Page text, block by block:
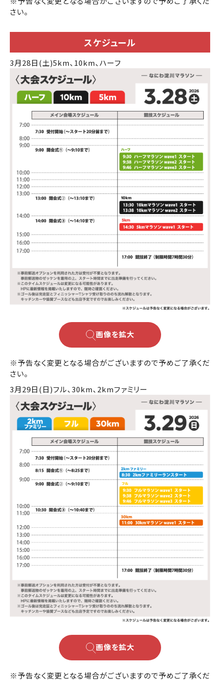
さい。
スケジュール
3月28日(土)5km、10km、ハーフ
画像を拡大
※予告なく変更となる場合がございますので予めご了承くだ
さい。
3月29日(日)フル、30km、2kmファミリー
画像を拡大
※予告なく変更となる場合がございますので予めご了承くだ